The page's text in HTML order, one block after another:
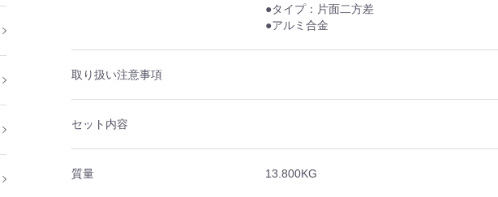
ル・容器
用品
機器
学用品
ーンルーム関連用
他中分類
工事用道具、絶縁
、工事現場作業灯
・空調工具・配管
、クーラー・扇風
用安全具、標識、
ケード、屋内安全
工具、水道・ガス
機械用クランプ、
ルチャック、クー
工具
ーンブロック、ス
グ、クランプ・ア
ター
ネット
ト・照明器具、電
部品
用品（筆記具、文
・防災用品、ミラ
箱・腰袋、収納ケ
、ツールキャビネ
保護具
用工具
・電気溶接、ロウ
金物及び家具金物
チール、木材）
・包装用品、運搬
み、カッターナイ
ね、スクレーパ、
チ、サービスミラ
ト、小ねじ、ナッ
工具、発電機、ト
ス、コードリー
ッキ、プーラー、
機・荷締部品
ター及び計測器
、ホース・結束バ
、（配管・配線）
金具・部品
工具
・メンテナンス材
棒材、管材、板
作業用品、迷彩・
ル・グリース用関
品及び工具、部品
ーコンプレッサ
エアー工具、エア
車専用整備工具
洗浄用品、工業用
パー、水・油吸着
テープ、接着剤、
・マーカー、グリ
用工具、ルーペ、
ごて、ミニトー
、健康器具、日用
・石膏・左官・ダ
・内装・塗装・ガ
用品
ィス機器、ＯＡ用
備品、かばん、オ
り、砥石、研磨
ワイヤーブラシ
ナ、めがね、ソケ
、インパクトソケ
●タイプ：片面二方差
●アルミ合金
取り扱い注意事項
セット内容
質量 13.800KG